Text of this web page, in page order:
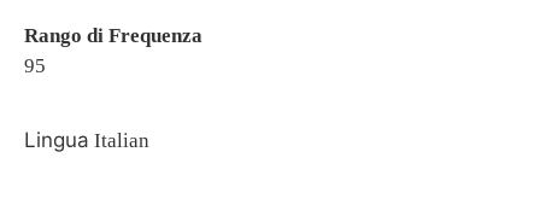
Rango di Frequenza
95
Lingua Italian